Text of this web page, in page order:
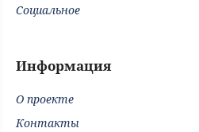
Социальное
Информация
О проекте
Контакты